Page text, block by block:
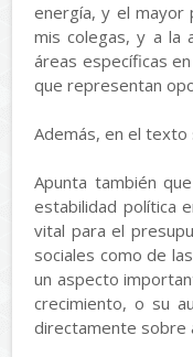
energía, y el mayor
mis colegas, y a la
áreas específicas
que representan
Además, en el
Apunta también
estabilidad política
vital para el
sociales como de
un aspecto
crecimiento, o su
directamente sobre